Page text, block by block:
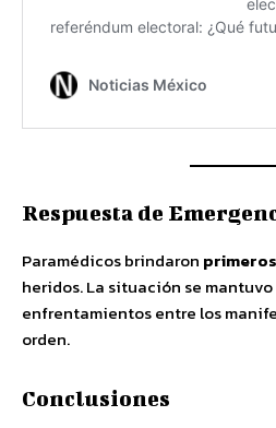
Respuesta de
Paramédicos brindaron
heridos. La situación se
enfrentamientos entre los
orden.
Conclusiones